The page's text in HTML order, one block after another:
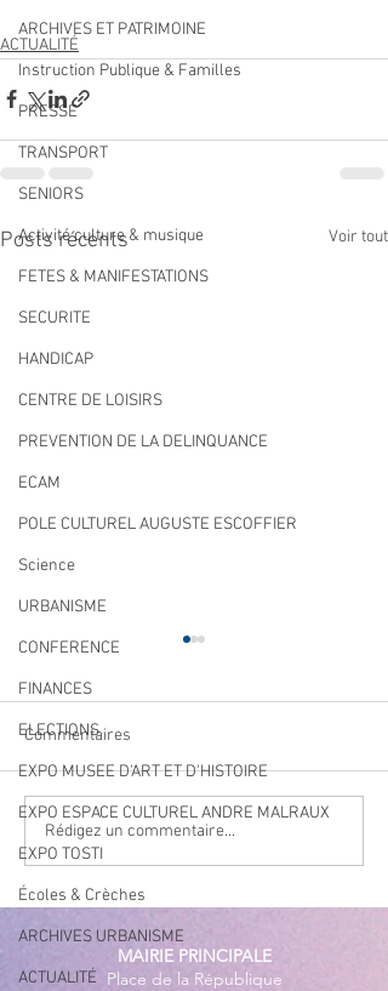
ARCHIVES ET PATRIMOINE
Instruction Publique & Familles
PRESSE
TRANSPORT
SENIORS
Activité culture & musique
FETES & MANIFESTATIONS
SECURITE
HANDICAP
CENTRE DE LOISIRS
PREVENTION DE LA DELINQUANCE
ECAM
POLE CULTUREL AUGUSTE ESCOFFIER
Science
URBANISME
CONFERENCE
FINANCES
ELECTIONS
EXPO MUSEE D'ART ET D'HISTOIRE
EXPO ESPACE CULTUREL ANDRE MALRAUX
EXPO TOSTI
Écoles & Crèches
ARCHIVES URBANISME
ACTUALITÉ
ACTUALITÉ
Posts récents Voir tout
Navettes estivales Envibus
gratuites
Commentaires
Rédigez un commentaire...
MAIRIE PRINCIPALE
Place de la République